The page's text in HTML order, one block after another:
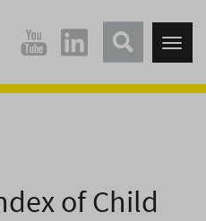
of Child